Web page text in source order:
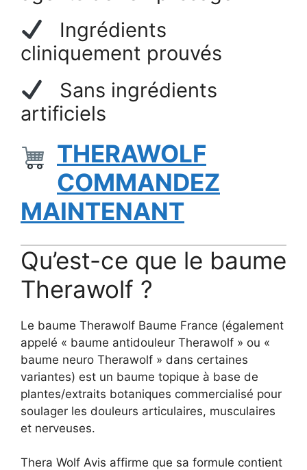
Ingrédients
cliniquement prouvés
Sans ingrédients
artificiels
THERAWOLF
COMMANDEZ
MAINTENANT
Qu’est-ce que le baume
Therawolf ?
Le baume Therawolf Baume France (également
appelé « baume antidouleur Therawolf » ou «
baume neuro Therawolf » dans certaines
variantes) est un baume topique à base de
plantes/extraits botaniques commercialisé pour
soulager les douleurs articulaires, musculaires
et nerveuses.
Thera Wolf Avis affirme que sa formule contient